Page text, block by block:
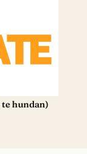
hundan)